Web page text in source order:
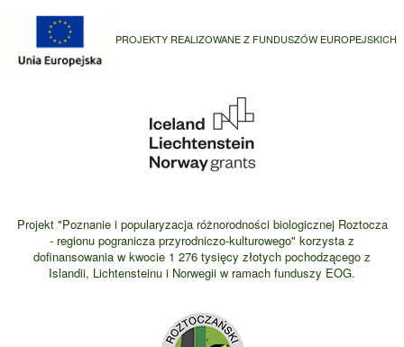
PROJEKTY REALIZOWANE Z FUNDUSZÓW EUROPEJSKICH
Projekt "Poznanie i popularyzacja różnorodności biologicznej Roztocza
- regionu pogranicza przyrodniczo-kulturowego" korzysta z
dofinansowania w kwocie 1 276 tysięcy złotych pochodzącego z
Islandii, Lichtensteinu i Norwegii w ramach funduszy EOG.